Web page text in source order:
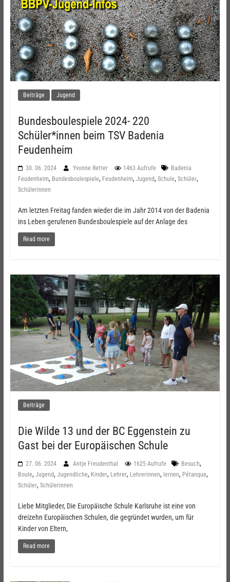
Beiträge Jugend
Bundesboulespiele 2024- 220
Schüler*innen beim TSV Badenia
Feudenheim
30. 06. 2024 Yvonne Retter 1463 Aufrufe
Badenia
Feudenheim, Bundesboulespiele, Feudenheim, Jugend, Schule, Schüler,
Schülerinnen
Am letzten Freitag fanden wieder die im Jahr 2014 von der Badenia
ins Leben gerufenen Bundesboulespiele auf der Anlage des
Read more
Beiträge
Die Wilde 13 und der BC Eggenstein zu
Gast bei der Europäischen Schule
27. 06. 2024 Antje Freudenthal 1625 Aufrufe Besuch,
Boule, Jugend, Jugendliche, Kinder, Lehrer, Lehrerinnen, lernen, Pétanque,
Schüler, Schülerinnen
Liebe Mitglieder, Die Europäische Schule Karlsruhe ist eine von
dreizehn Europäischen Schulen, die gegründet wurden, um für
Kinder von Eltern,
Read more